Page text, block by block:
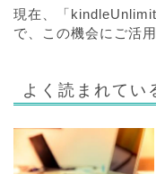
現在、「
で、この機会にご活用
よく読まれてい